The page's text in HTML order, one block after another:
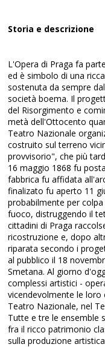
Storia e descrizione
L'Opera di Praga fa
ed è simbolo di una
sostenuta da sempre
società boema. Il
del Risorgimento e
metà dell'Ottocento
Teatro Nazionale
costruito sul terreno
provvisorio", che più
16 maggio 1868 fu
fabbrica fu affidata
finalizato fu aperto 11
probabilmente per
fuoco, distruggendo il
cittadini di Praga
ricostruzione e, dopo
riparata secondo i
al pubblico il 18
Smetana. Al giorno
complessi artistici -
vicendevolmente le loro
Teatro Nazionale, nel
Tutte e tre le ensemble
fra il ricco patrimonio
sulla produzione